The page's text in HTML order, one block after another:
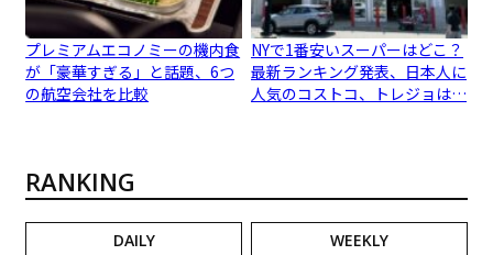
プレミアムエコノミーの機内食
が「豪華すぎる」と話題、6つ
の航空会社を比較
NYで1番安いスーパーはどこ？
最新ランキング発表、日本人に
人気のコストコ、トレジョは…
RANKING
DAILY WEEKLY